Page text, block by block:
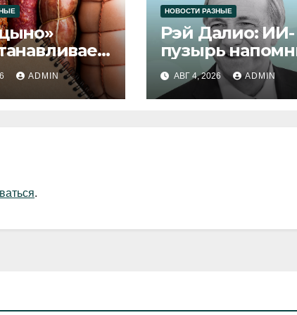
продукции
ADMIN
НОВОСТИ РАЗНЫЕ
Рэй Далио: ИИ-
пузырь
1929 и 2000
АВГ 4, 2026 ADMIN
.